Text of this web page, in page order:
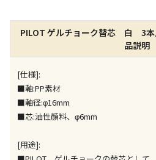
特定の店舗のみで受取が
お届けができません）
※同時購入の商品は、全て
委託業者によりお届けする
※ほか商品との同時購入は
が、ご購入手続きを分けて
※支払い方法の代金引換は
PILOT ゲルチョーク替芯 白 3本
品説明
[仕様]:
■軸:PP素材
■軸径:φ16mm
■芯:油性顔料、φ6mm
[用途]: